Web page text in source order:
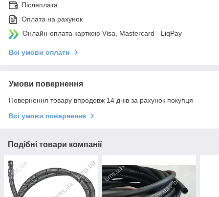
Післяплата
Оплата на рахунок
Онлайн-оплата карткою Visa, Mastercard - LiqPay
Всі умови оплати
Умови повернення
Повернення товару впродовж 14 днів за рахунок покупця
Всі умови повернення
Подібні товари компанії